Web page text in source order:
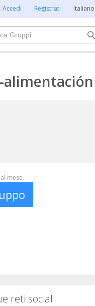
Accedi Registrati Italiano
alimentación
mese.
reti social